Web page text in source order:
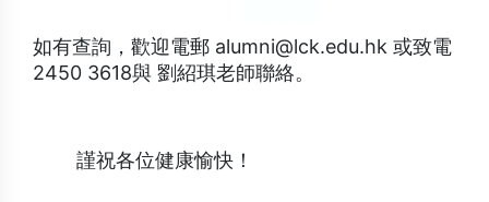
如有查詢，歡迎電郵 alumni@lck.edu.hk 或致電
2450 3618與 劉紹琪老師聯絡。
謹祝各位健康愉快！